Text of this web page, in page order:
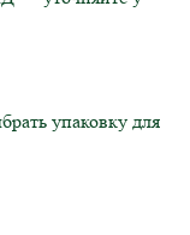
упаковку для